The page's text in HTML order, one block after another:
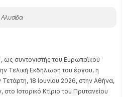
Αλυσίδα
συντονιστής του Ευρωπαϊκού
Τελική Εκδήλωση του έργου, η
Τετάρτη, 18 Ιουνίου 2026, στην Αθήνα,
Ιστορικό Κτίριο του Πρυτανείου